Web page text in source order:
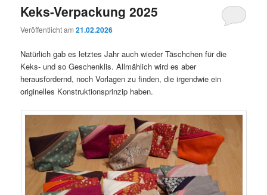
Keks-Verpackung 2025
Veröffentlicht am21.02.2026
Natürlich gab es letztes Jahr auch wieder Täschchen für die
Keks- und so Geschenklis. Allmählich wird es aber
herausfordernd, noch Vorlagen zu finden, die irgendwie ein
originelles Konstruktionsprinzip haben.